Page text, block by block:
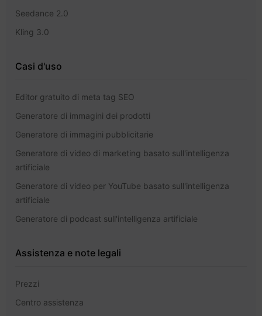
Seedance 2.0
Kling 3.0
Casi d'uso
Editor gratuito di meta tag SEO
Generatore di immagini dei prodotti
Generatore di immagini pubblicitarie
Generatore di video di marketing basato sull'intelligenza
artificiale
Generatore di video per YouTube basato sull'intelligenza
artificiale
Generatore di podcast sull'intelligenza artificiale
Assistenza e note legali
Prezzi
Centro assistenza